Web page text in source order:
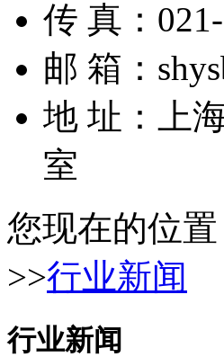
传 真：
邮 箱：
地 址：上
室
您现在的位置
>>行业新闻
行业新闻